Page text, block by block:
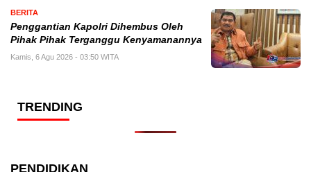
BERITA
Penggantian Kapolri Dihembus Oleh
Pihak Pihak Terganggu Kenyamanannya
Kamis, 6 Agu 2026 - 03:50 WITA
TRENDING
PENDIDIKAN